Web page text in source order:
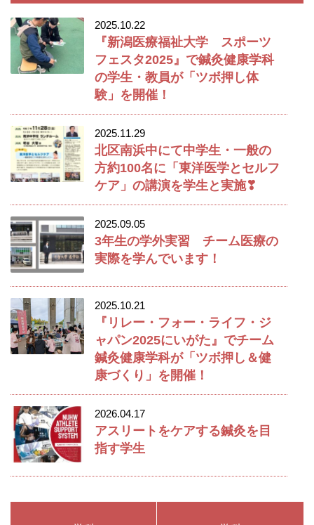
2025.10.22
『新潟医療福祉大学 スポーツ
フェスタ2025』で鍼灸健康学科
の学生・教員が「ツボ押し体
験」を開催！
2025.11.29
北区南浜中にて中学生・一般の
方約100名に「東洋医学とセルフ
ケア」の講演を学生と実施❣
2025.09.05
3年生の学外実習 チーム医療の
実際を学んでいます！
2025.10.21
『リレー・フォー・ライフ・ジ
ャパン2025にいがた』でチーム
鍼灸健康学科が「ツボ押し＆健
康づくり」を開催！
2026.04.17
アスリートをケアする鍼灸を目
指す学生